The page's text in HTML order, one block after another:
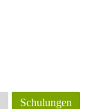
Schulungen